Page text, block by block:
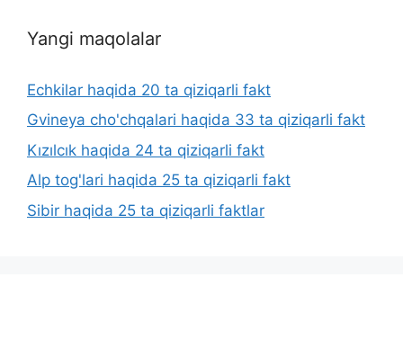
Yangi maqolalar
Echkilar haqida 20 ta qiziqarli fakt
Gvineya cho'chqalari haqida 33 ta qiziqarli fakt
Kızılcık haqida 24 ta qiziqarli fakt
Alp tog'lari haqida 25 ta qiziqarli fakt
Sibir haqida 25 ta qiziqarli faktlar